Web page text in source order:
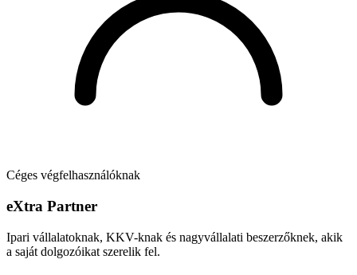
Céges végfelhasználóknak
eXtra Partner
Ipari vállalatoknak, KKV-knak és nagyvállalati beszerzőknek, akik
a saját dolgozóikat szerelik fel.